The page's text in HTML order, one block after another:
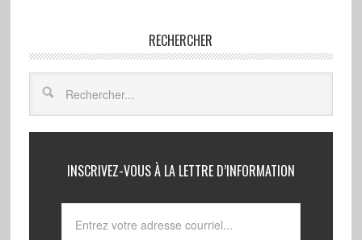
RECHERCHER
INSCRIVEZ-VOUS À LA LETTRE D’INFORMATION